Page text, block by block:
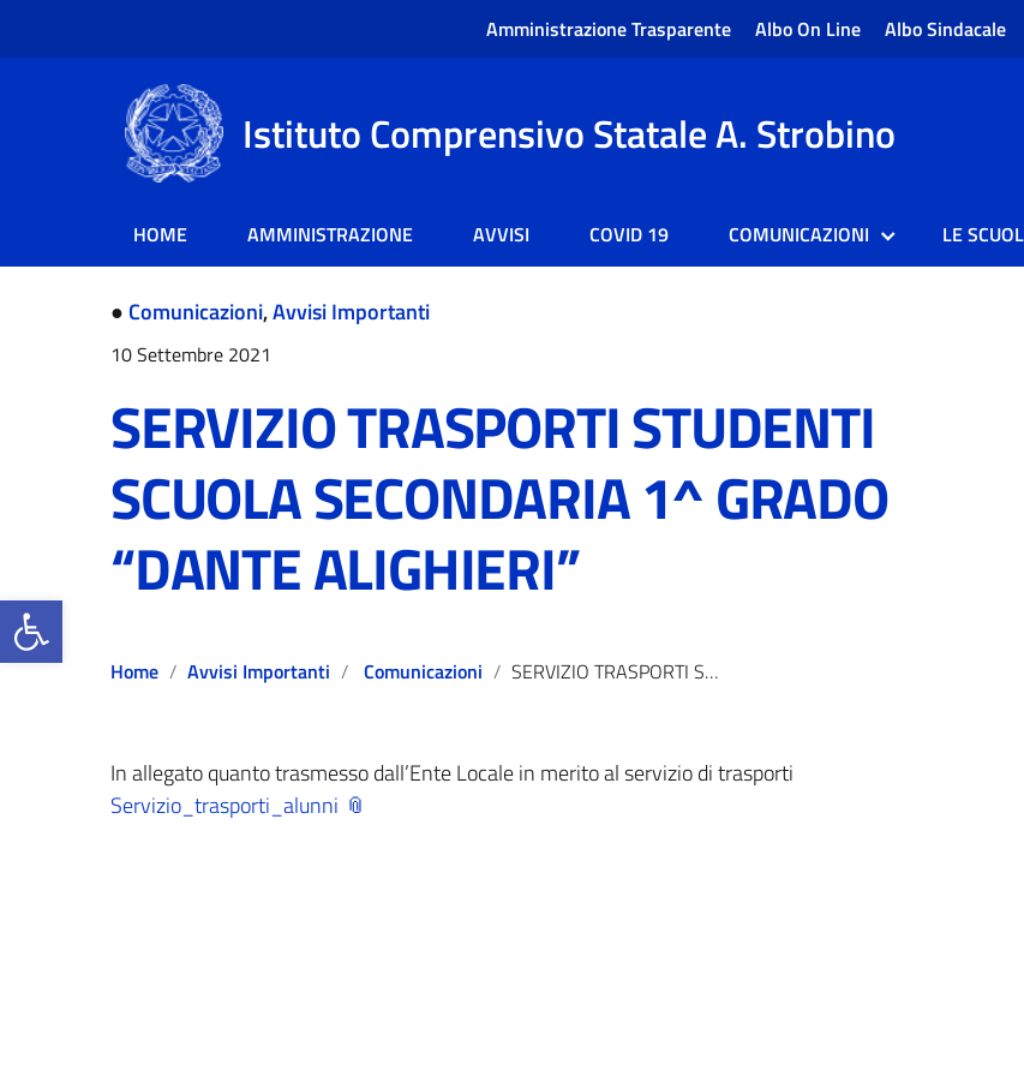
Open toolbar
Amministrazione Trasparente Albo On Line Albo Sindacale
Istituto Comprensivo Statale A. Strobino
HOME AMMINISTRAZIONE AVVISI COVID 19 COMUNICAZIONI LE
● Comunicazioni,Avvisi Importanti
10 Settembre 2021
SERVIZIO TRASPORTI STUDENTI
SCUOLA SECONDARIA 1^ GRADO
“DANTE ALIGHIERI”
Home Avvisi Importanti Comunicazioni SERVIZIO TRASPORTI STUDENTI SCUOLA SECONDARIA 1^ GRADO “DANTE ALIGHIERI”
In allegato quanto trasmesso dall’Ente Locale in merito al servizio di trasporti
Servizio_trasporti_alunni